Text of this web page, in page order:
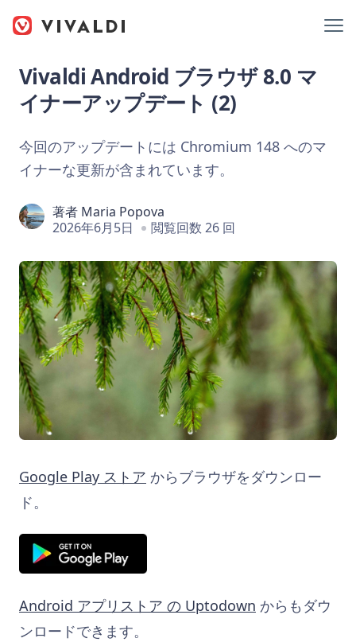
Vivaldi Android ブラウザ 8.0 マ
イナーアップデート (2)
今回のアップデートには Chromium 148 へのマ
イナーな更新が含まれています。
著者 Maria Popova
2026年6月5日
閲覧回数 26 回
Google Play ストア からブラウザをダウンロー
ド。
Android アプリストア の Uptodown からもダウ
ンロードできます。